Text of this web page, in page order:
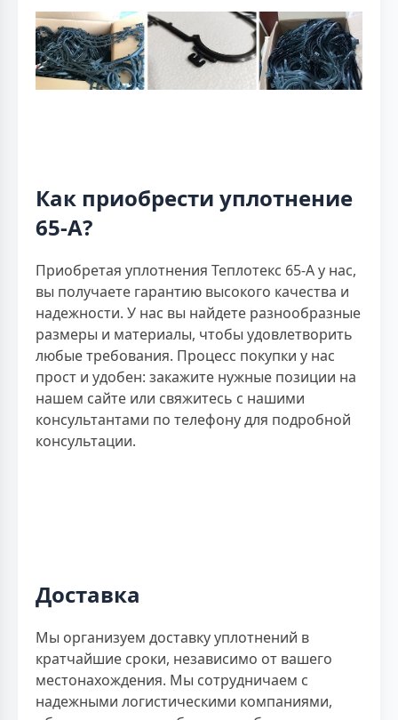
Как приобрести уплотнение
65-А?
Приобретая уплотнения Теплотекс 65-А у нас,
вы получаете гарантию высокого качества и
надежности. У нас вы найдете разнообразные
размеры и материалы, чтобы удовлетворить
любые требования. Процесс покупки у нас
прост и удобен: закажите нужные позиции на
нашем сайте или свяжитесь с нашими
консультантами по телефону для подробной
консультации.
Доставка
Мы организуем доставку уплотнений в
кратчайшие сроки, независимо от вашего
местонахождения. Мы сотрудничаем с
надежными логистическими компаниями,